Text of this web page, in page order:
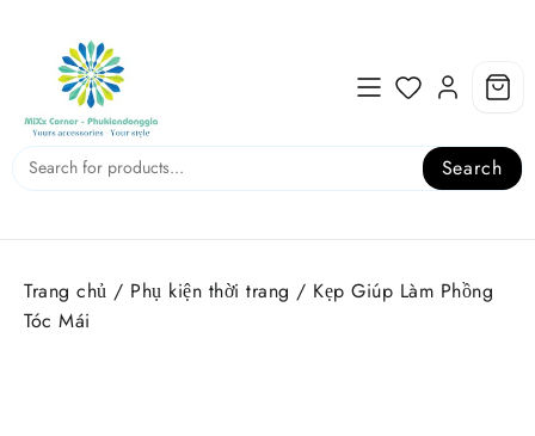
content
Search
Trang chủ / Phụ kiện thời trang / Kẹp Giúp Làm Phồng
Tóc Mái